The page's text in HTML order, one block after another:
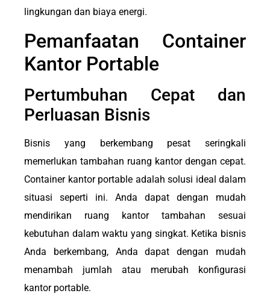
lingkungan dan biaya energi.
Pemanfaatan Container
Kantor Portable
Pertumbuhan Cepat dan
Perluasan Bisnis
Bisnis yang berkembang pesat seringkali
memerlukan tambahan ruang kantor dengan cepat.
Container kantor portable adalah solusi ideal dalam
situasi seperti ini. Anda dapat dengan mudah
mendirikan ruang kantor tambahan sesuai
kebutuhan dalam waktu yang singkat. Ketika bisnis
Anda berkembang, Anda dapat dengan mudah
menambah jumlah atau merubah konfigurasi
kantor portable.